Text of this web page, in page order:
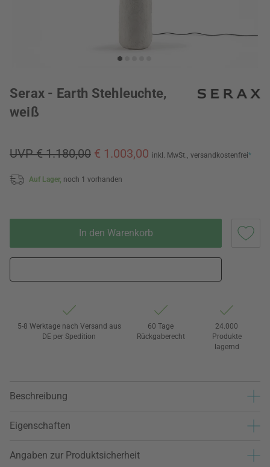
Serax - Earth Stehleuchte,
weiß
UVP € 1.180,00 € 1.003,00 inkl. MwSt., versandkostenfrei*
Auf Lager, noch 1 vorhanden
In den Warenkorb
5-8 Werktage nach Versand aus
DE per Spedition
60 Tage
Rückgaberecht
24.000
Produkte
lagernd
Beschreibung
Eigenschaften
Angaben zur Produktsicherheit